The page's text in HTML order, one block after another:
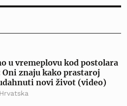
u vremeplovu kod postolara
Oni znaju kako prastaroj
novi život (video)